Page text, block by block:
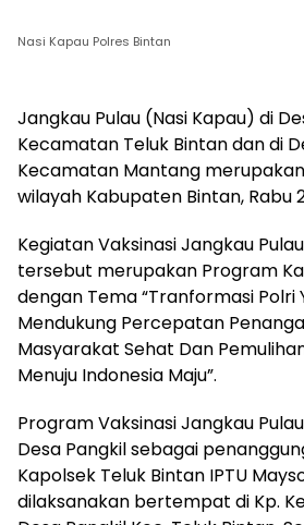
Nasi Kapau Polres Bintan
Jangkau Pulau (Nasi Kapau) di
Kecamatan Teluk Bintan dan di
Kecamatan Mantang
wilayah Kabupaten Bintan, Rabu
Kegiatan Vaksinasi Jangkau
tersebut merupakan Program
dengan Tema “Tranformasi Polri
Mendukung Percepatan
Masyarakat Sehat Dan
Menuju Indonesia Maju”.
Program Vaksinasi Jangkau
Desa Pangkil sebagai
Kapolsek Teluk Bintan IPTU
dilaksanakan bertempat di Kp.